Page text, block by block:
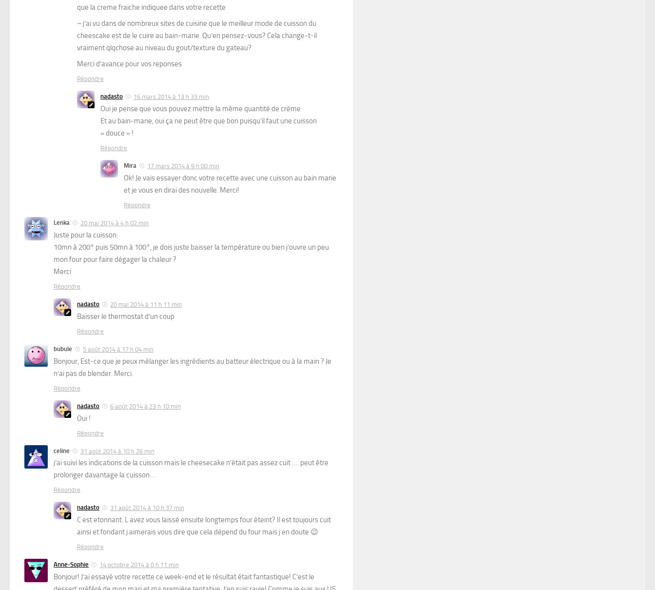
que la creme fraiche indiquee dans votre recette
– j’ai vu dans de nombreux sites de cuisine que le meilleur mode de cuisson du
cheescake est de le cuire au bain-marie. Qu’en pensez-vous? Cela change-t-il
vraiment qlqchose au niveau du gout/texture du gateau?
Merci d’avance pour vos reponses
Répondre
nadasto 16 mars 2014 à 13 h 33 min
Oui je pense que vous pouvez mettre la même quantité de crème
Et au bain-marie, oui ça ne peut être que bon puisqu’il faut une cuisson
« douce » !
Répondre
Mira 17 mars 2014 à 9 h 00 min
Ok! Je vais essayer donc votre recette avec une cuisson au bain marie
et je vous en dirai des nouvelle. Merci!
Répondre
Lenka 20 mai 2014 à 4 h 02 min
Juste pour la cuisson:
10mn à 200° puis 50mn à 100°, je dois juste baisser la température ou bien j’ouvre un peu
mon four pour faire dégager la chaleur ?
Merci
Répondre
nadasto 20 mai 2014 à 11 h 11 min
Baisser le thermostat d’un coup
Répondre
bubule 5 août 2014 à 17 h 04 min
Bonjour, Est-ce que je peux mélanger les ingrédients au batteur électrique ou à la main ? Je
n’ai pas de blender. Merci.
Répondre
nadasto 6 août 2014 à 23 h 10 min
Oui !
Répondre
celine 31 août 2014 à 10 h 26 min
j’ai suivi les indications de la cuisson mais le cheesecake n’était pas assez cuit …. peut être
prolonger davantage la cuisson…
Répondre
nadasto 31 août 2014 à 10 h 37 min
C est etonnant. L avez vous laissé ensuite longtemps four éteint? Il est toujours cuit
ainsi et fondant j aimerais vous dire que cela dépend du four mais j en doute 😉
Répondre
Anne-Sophie 14 octobre 2014 à 0 h 11 min
Bonjour! J’ai essayé votre recette ce week-end et le résultat était fantastique! C’est le